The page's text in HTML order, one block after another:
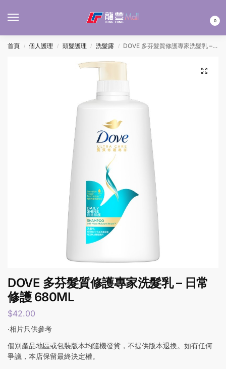
0
首頁 / 個人護理 / 頭髮護理 / 洗髮露 / DOVE 多芬髮質修護專家洗髮乳 – 日常修護 680ML
DOVE 多芬髮質修護專家洗髮乳 – 日常
修護 680ML
$42.00
‧相片只供參考
個別產品地區或包裝版本均隨機發貨，不提供版本退換。如有任何
爭議，本店保留最終決定權。